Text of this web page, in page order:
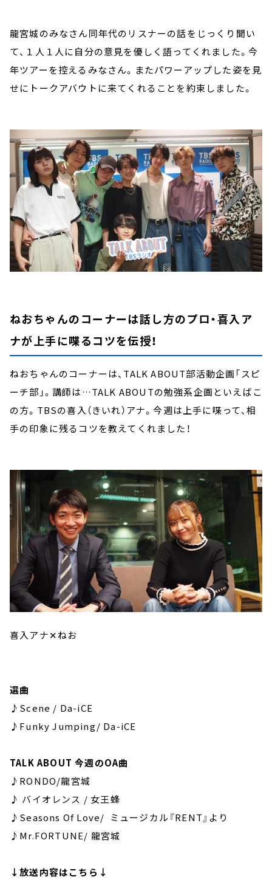
龍宮城のみなさん同年代のリスナーの話をじっくり聞い
て、１人１人に自分の意見を優しく語ってくれました。今
年ツアーを控えるみなさん。またパワーアップした姿を見
せにトークアバウトに来てくれることを約束しました。
ねおちゃんのコーナーは話し方のプロ・喜入ア
ナが上手に喋るコツを伝授！
ねおちゃんのコーナーは、TALK ABOUT部活動企画「スピ
ーチ部」。講師は…TALK ABOUTの勉強系企画といえばこ
の方。TBSの喜入（きいれ）アナ。今週は上手に喋って、相
手の印象に残るコツを教えてくれました！
喜入アナ✕ねお
選曲
♪Scene / Da-iCE
♪Funky Jumping/ Da-iCE
TALK ABOUT 今週のOA曲
♪RONDO/龍宮城
♪ バイオレンス / 女王蜂
♪ Seasons Of Love/ ミュージカル『RENT』より
♪Mr.FORTUNE/ 龍宮城
↓放送内容はこちら↓